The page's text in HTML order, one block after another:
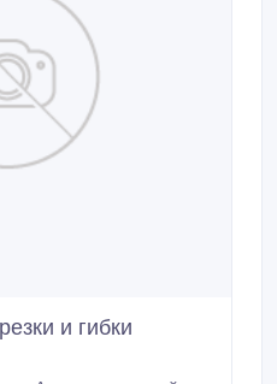
и гибки